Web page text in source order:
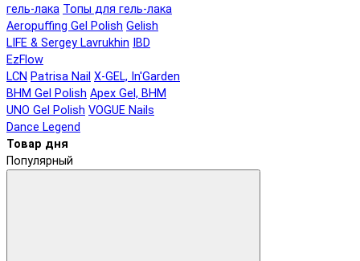
гель-лака Топы для гель-лака
Aeropuffing Gel Polish Gelish
LIFE & Sergey Lavrukhin
IBD
EzFlow
LCN Patrisa Nail X-GEL, In'Garden
BHM Gel Polish Apex Gel, BHM
UNO Gel Polish VOGUE Nails
Dance Legend
Товар дня
Популярный